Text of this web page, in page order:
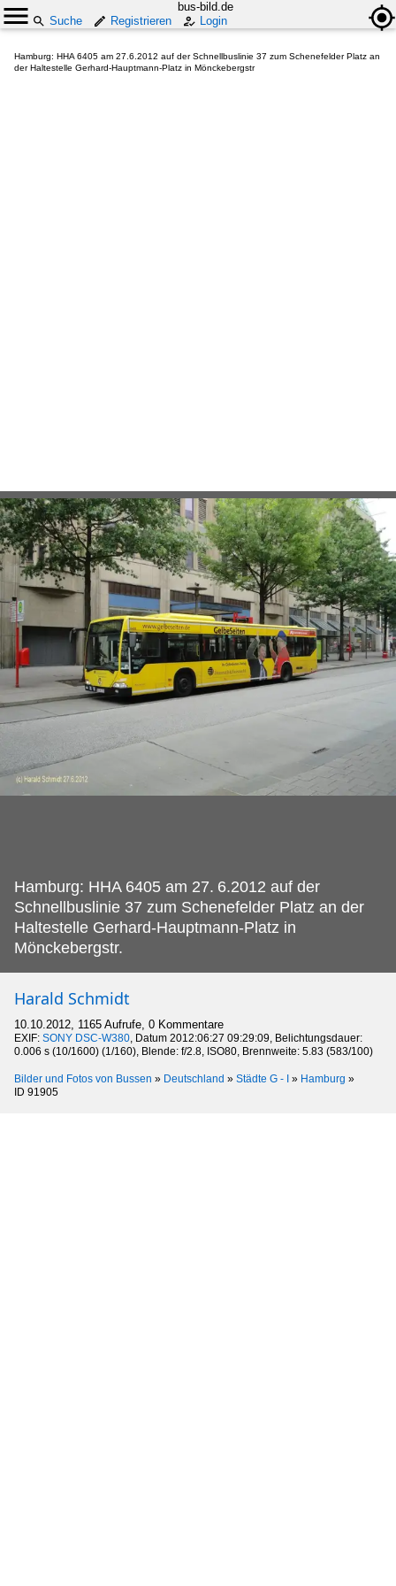
bus-bild.de
Suche
Registrieren Login
Hamburg: HHA 6405 am 27.6.2012 auf der Schnellbuslinie 37 zum Schenefelder Platz an
der Haltestelle Gerhard-Hauptmann-Platz in Mönckebergstr
Hamburg: HHA 6405 am 27. 6.2012 auf der
Schnellbuslinie 37 zum Schenefelder Platz an der
Haltestelle Gerhard-Hauptmann-Platz in
Mönckebergstr.
Harald Schmidt
10.10.2012, 1165 Aufrufe, 0 Kommentare
EXIF: SONY DSC-W380, Datum 2012:06:27 09:29:09, Belichtungsdauer:
0.006 s (10/1600) (1/160), Blende: f/2.8, ISO80, Brennweite: 5.83 (583/100)
Bilder und Fotos von Bussen » Deutschland » Städte G - I » Hamburg »
ID 91905